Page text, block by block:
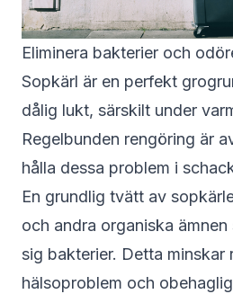
Eliminera bakterier och
Sopkärl är en perfekt
dålig lukt, särskilt under
Regelbunden rengöring är
hålla dessa problem i
En grundlig tvätt av
och andra organiska
sig bakterier. Detta minskar
hälsoproblem och